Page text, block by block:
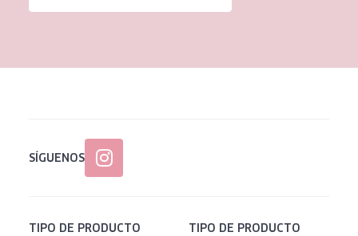
Todas las edades
SÍGUENOS
TIPO DE PRODUCTO TIPO DE PRODUCTO